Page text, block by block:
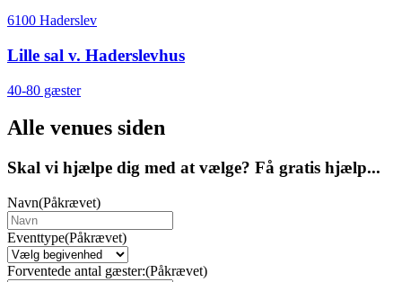
6100 Haderslev
Lille sal v. Haderslevhus
40-80 gæster
Alle venues siden
Skal vi hjælpe dig med at vælge? Få gratis hjælp...
Navn(Påkrævet)
Eventtype(Påkrævet)
Forventede antal gæster:(Påkrævet)